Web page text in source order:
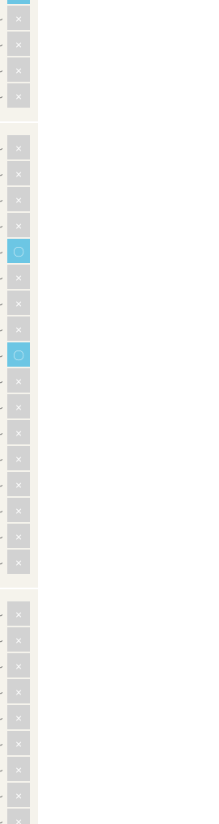
×
×
×
×
×
×
×
×
〇
×
×
×
〇
×
×
×
×
×
×
×
×
×
×
×
×
×
×
×
×